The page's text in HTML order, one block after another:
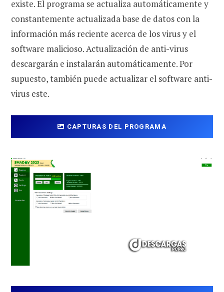
existe. El programa se actualiza automáticamente y
constantemente actualizada base de datos con la
información más reciente acerca de los virus y el
software malicioso. Actualización de anti-virus
descargarán e instalarán automáticamente. Por
supuesto, también puede actualizar el software anti-
virus este.
CAPTURAS DEL PROGRAMA